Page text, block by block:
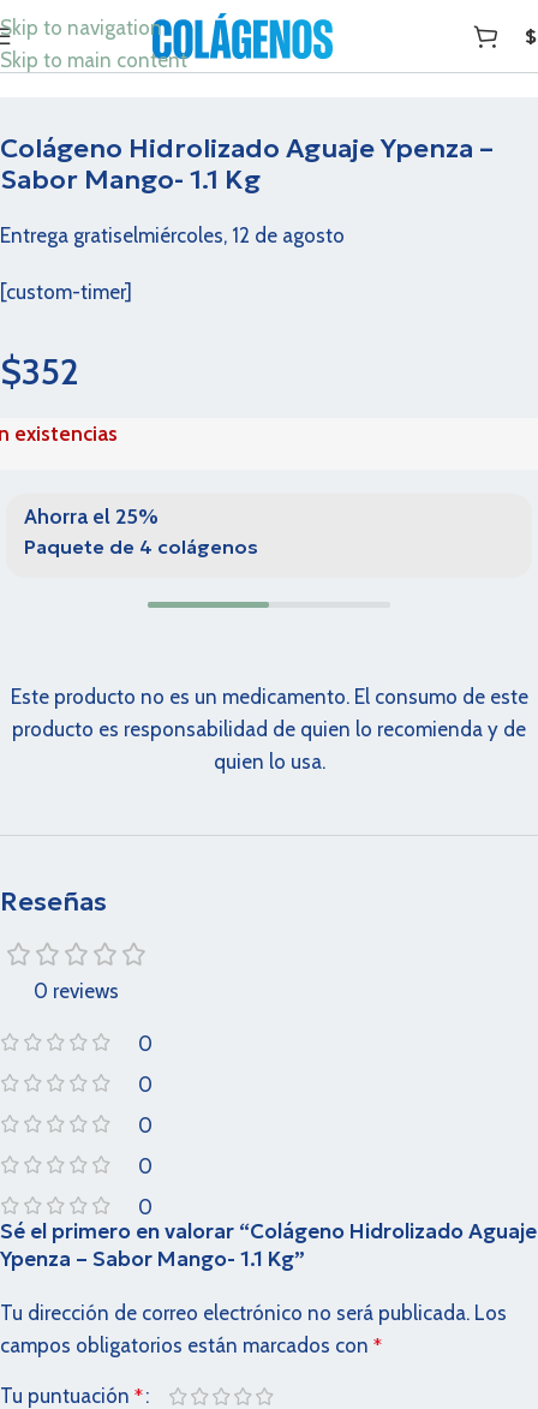
Skip to navigation
Skip to main content
$
Colágeno Hidrolizado Aguaje Ypenza –
Sabor Mango- 1.1 Kg
Entrega gratiselmiércoles, 12 de agosto
[custom-timer]
$352
existencias
Ahorra el 25%
Paquete de 4 colágenos
Este producto no es un medicamento. El consumo de este
producto es responsabilidad de quien lo recomienda y de
quien lo usa.
Reseñas
0 reviews
0
0
0
0
0
Sé el primero en valorar “Colágeno Hidrolizado Aguaje
Ypenza – Sabor Mango- 1.1 Kg”
Tu dirección de correo electrónico no será publicada. Los
campos obligatorios están marcados con *
Tu puntuación *